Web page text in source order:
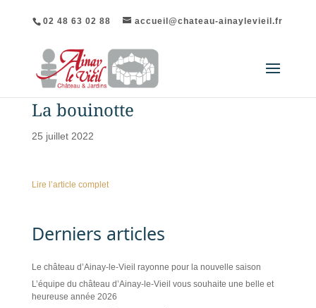
02 48 63 02 88 accueil@chateau-ainaylevieil.fr
La bouinotte
25 juillet 2022
Lire l’article complet
Derniers articles
Le château d’Ainay-le-Vieil rayonne pour la nouvelle saison
L’équipe du château d’Ainay-le-Vieil vous souhaite une belle et
heureuse année 2026